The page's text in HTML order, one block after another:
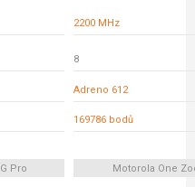
2200 MHz
8
Adreno 612
169786 bodů
Pro
Motorola One